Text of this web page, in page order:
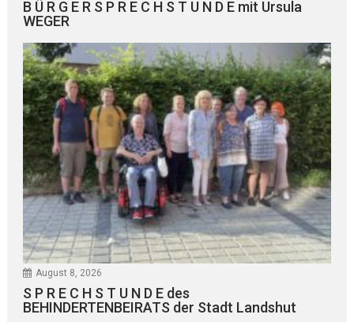
B Ü R G E R S P R E C H S T U N D E mit Ursula
WEGER
August 8, 2026
S P R E C H S T U N D E des
BEHINDERTENBEIRATS der Stadt Landshut